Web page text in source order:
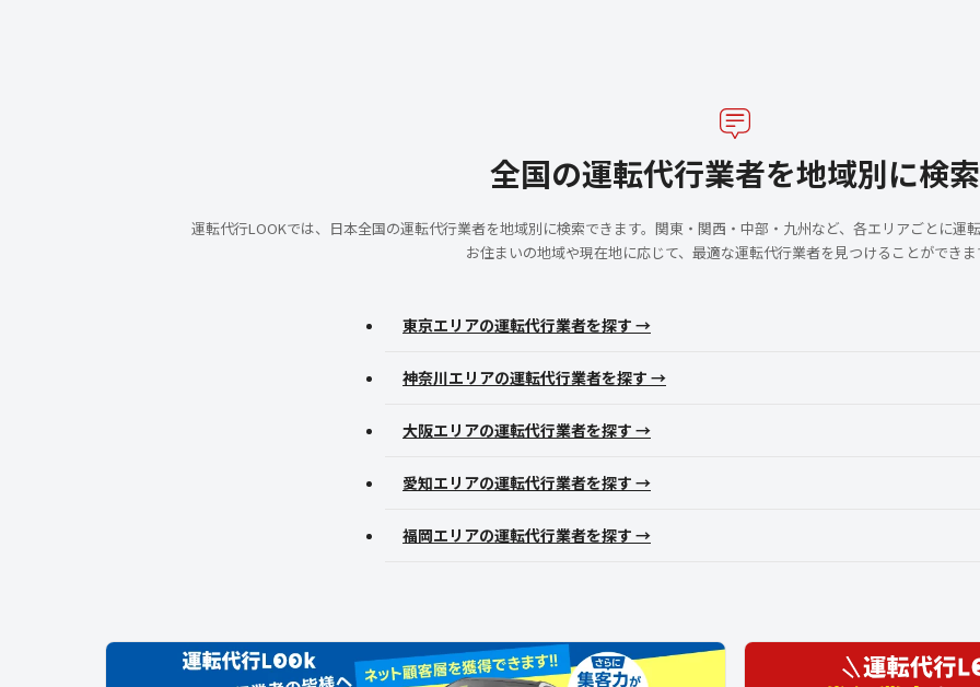
全国の運転代行業者を地域別に検索
運転代行LOOKでは、日本全国の運転代行業者を地域別に検索できます。関東・関西・中部・九州など、各エリアごとに運
お住まいの地域や現在地に応じて、最適な運転代行業者を見つけることができま
東京エリアの運転代行業者を探す →
神奈川エリアの運転代行業者を探す →
大阪エリアの運転代行業者を探す →
愛知エリアの運転代行業者を探す →
福岡エリアの運転代行業者を探す →